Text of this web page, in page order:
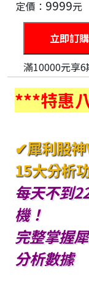
定價： 9999元
滿10000元享
***特惠
✔犀利股
15大分析
每天不到
機！
完整掌握
分析數據